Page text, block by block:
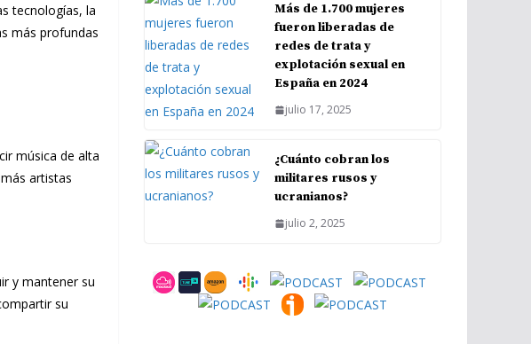
tecnologías, la
más profundas
música de alta
artistas
y mantener su
su
Más de 1.700 mujeres
fueron liberadas de
redes de trata y
explotación sexual en
España en 2024
julio 17, 2025
¿Cuánto cobran los
militares rusos y
ucranianos?
julio 2, 2025